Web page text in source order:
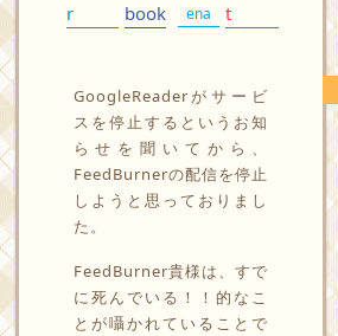
r
book
ena
t
GoogleReaderがサービ
スを停止するというお知
らせを聞いてから、
FeedBurnerの配信を停止
しようと思っておりまし
た。
FeedBurner貴様は、すで
に死んでいる！！的なこ
とが囁かれていることで